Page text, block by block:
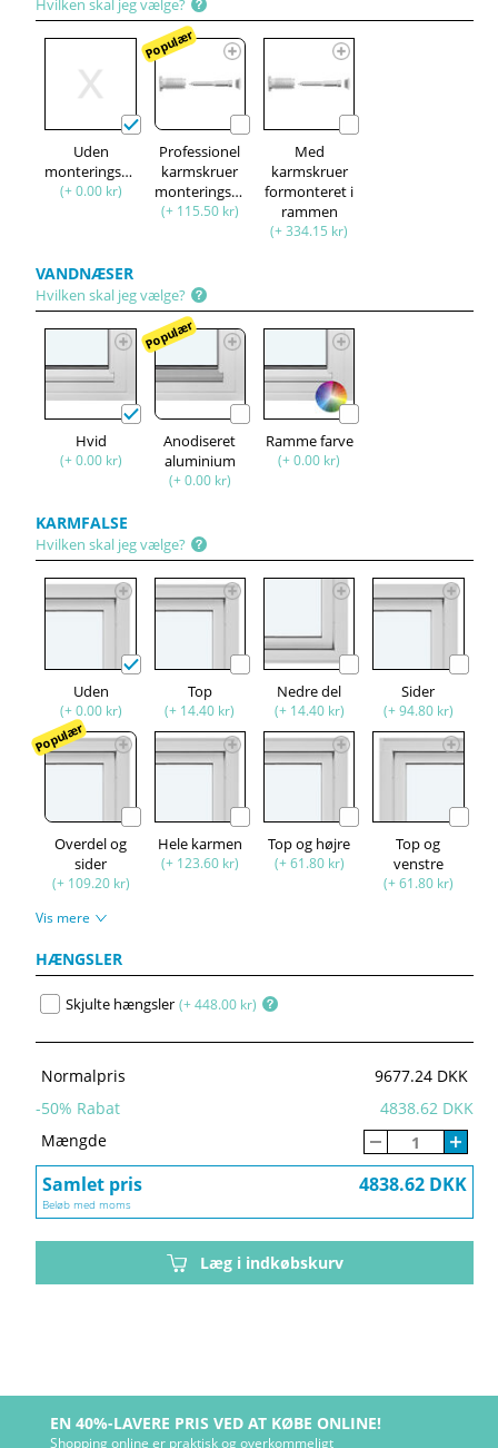
Hvilken skal jeg vælge?
Uden
monteringssæt
(+ 0.00 kr)
Populær
Professionel
karmskruer
monteringssæt
(+ 115.50 kr)
Med
karmskruer
formonteret i
rammen
(+ 334.15 kr)
VANDNÆSER
Hvilken skal jeg vælge?
Hvid
(+ 0.00 kr)
Populær
Anodiseret
aluminium
(+ 0.00 kr)
Ramme farve
(+ 0.00 kr)
KARMFALSE
Hvilken skal jeg vælge?
Uden
(+ 0.00 kr)
Top
(+ 14.40 kr)
Nedre del
(+ 14.40 kr)
Sider
(+ 94.80 kr)
Populær
Overdel og
sider
(+ 109.20 kr)
Hele karmen
(+ 123.60 kr)
Top og højre
(+ 61.80 kr)
Top og
venstre
(+ 61.80 kr)
Vis mere
HÆNGSLER
Skjulte hængsler (+ 448.00 kr)
Normalpris
9677.24 DKK
-50% Rabat
4838.62 DKK
Mængde
Samlet pris 4838.62 DKK
Beløb med moms
Læg i indkøbskurv
EN 40%-LAVERE PRIS VED AT KØBE ONLINE!
Shopping online er praktisk og overkommeligt